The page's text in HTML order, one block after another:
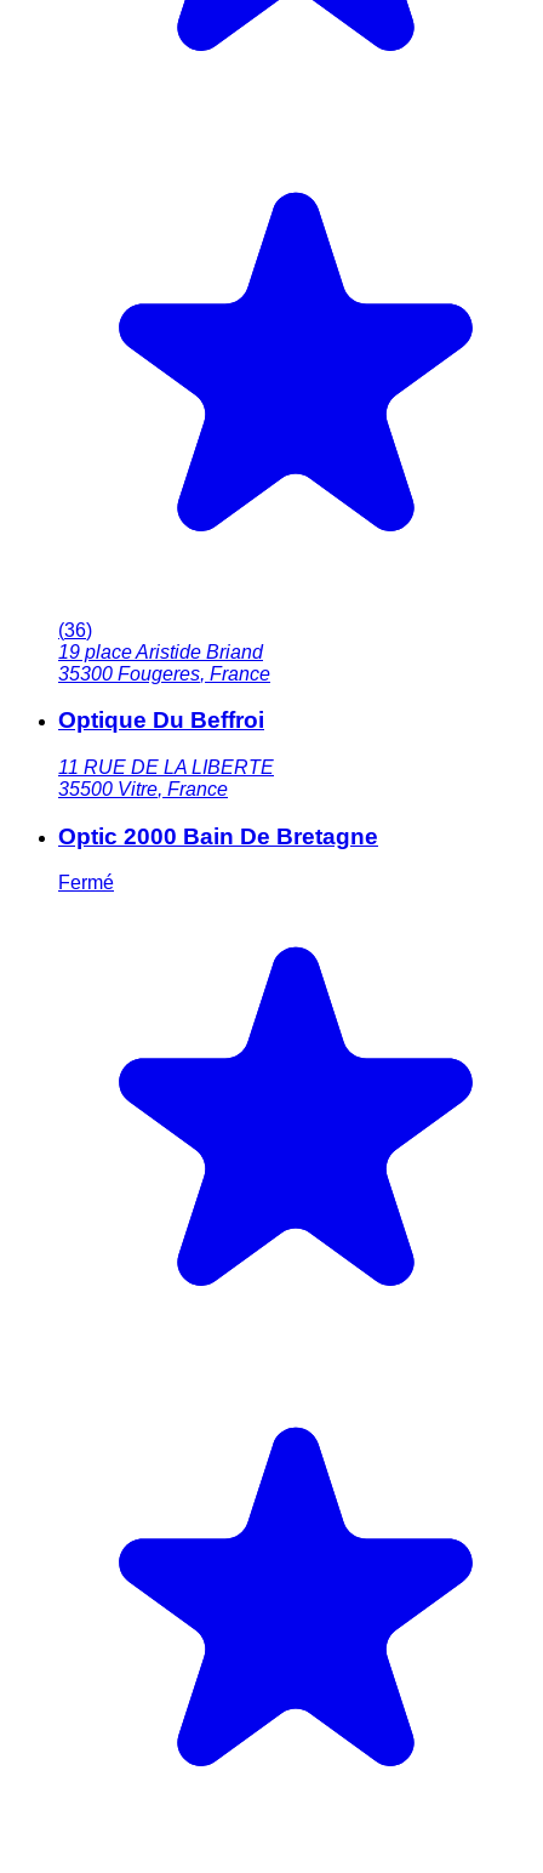
(36)
19 place Aristide Briand
35300 Fougeres, France
Optique Du Beffroi
11 RUE DE LA LIBERTE
35500 Vitre, France
Optic 2000 Bain De Bretagne
Fermé